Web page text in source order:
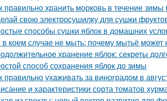
правильно хранить морковь в течение зимы
свою электросушилку для сушки
способы сушки яблок в домашних
коем случае не мыть: почему мытьё
хранение яблок: секреты
способ сохранения яблок до зимы
правильно ухаживать за виноградом в
и характеристики сорта томатов